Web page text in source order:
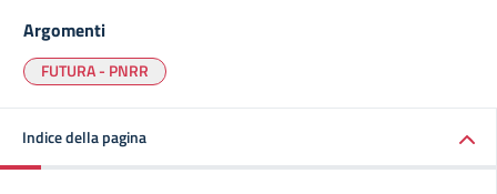
Argomenti
FUTURA - PNRR
Indice della pagina